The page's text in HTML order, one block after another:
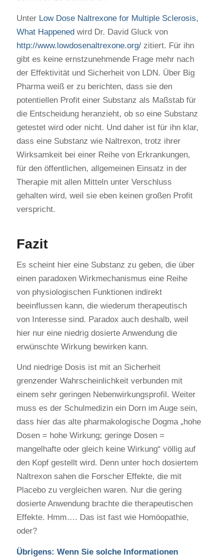
Unter Low Dose Naltrexone for Multiple Sclerosis,
What Happenedwird Dr. David Gluck von
http://www.lowdosenaltrexone.org/zitiert. Für ihn
gibt es keine ernstzunehmende Frage mehr nach
der Effektivität und Sicherheit von LDN. Über Big
Pharma weiß er zu berichten, dass sie den
potentiellen Profit einer Substanz als Maßstab für
die Entscheidung heranzieht, ob so eine Substanz
getestet wird oder nicht. Und daher ist für ihn klar,
dass eine Substanz wie Naltrexon, trotz ihrer
Wirksamkeit bei einer Reihe von Erkrankungen,
für den öffentlichen, allgemeinen Einsatz in der
Therapie mit allen Mitteln unter Verschluss
gehalten wird, weil sie eben keinen großen Profit
verspricht.
Fazit
Es scheint hier eine Substanz zu geben, die über
einen paradoxen Wirkmechanismus eine Reihe
von physiologischen Funktionen indirekt
beeinflussen kann, die wiederum therapeutisch
von Interesse sind. Paradox auch deshalb, weil
hier nur eine niedrig dosierte Anwendung die
erwünschte Wirkung bewirken kann.
Und niedrige Dosis ist mit an Sicherheit
grenzender Wahrscheinlichkeit verbunden mit
einem sehr geringen Nebenwirkungsprofil. Weiter
muss es der Schulmedizin ein Dorn im Auge sein,
dass hier das alte pharmakologische Dogma „hohe
Dosen = hohe Wirkung; geringe Dosen =
mangelhafte oder gleich keine Wirkung“ völlig auf
den Kopf gestellt wird. Denn unter hoch dosiertem
Naltrexon sahen die Forscher Effekte, die mit
Placebo zu vergleichen waren. Nur die gering
dosierte Anwendung brachte die therapeutischen
Effekte. Hmm…. Das ist fast wie Homöopathie,
oder?
Übrigens: Wenn Sie solche Informationen